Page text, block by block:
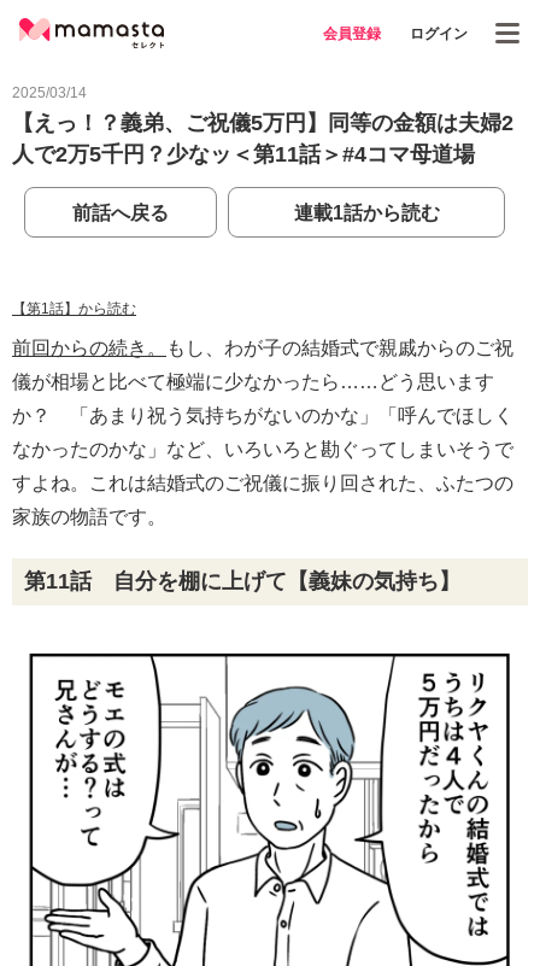
会員登録 ログイン
2025/03/14
【えっ！？義弟、ご祝儀5万円】同等の金額は夫婦2
人で2万5千円？少なッ＜第11話＞#4コマ母道場
前話へ戻る 連載1話から読む
【第1話】から読む
前回からの続き。
もし、わが子の結婚式で親戚からのご祝
儀が相場と比べて極端に少なかったら……どう思います
か？ 「あまり祝う気持ちがないのかな」「呼んでほしく
なかったのかな」など、いろいろと勘ぐってしまいそうで
すよね。これは結婚式のご祝儀に振り回された、ふたつの
家族の物語です。
第11話 自分を棚に上げて【義妹の気持ち】